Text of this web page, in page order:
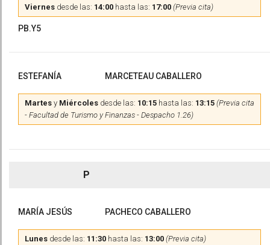
Viernes desde las: 14:00 hasta las: 17:00 (Previa cita)
PB.Y5
ESTEFANÍA MARCETEAU CABALLERO
Martes y Miércoles desde las: 10:15 hasta las: 13:15 (Previa cita
- Facultad de Turismo y Finanzas - Despacho 1.26)
P
MARÍA JESÚS PACHECO CABALLERO
Lunes desde las: 11:30 hasta las: 13:00 (Previa cita)